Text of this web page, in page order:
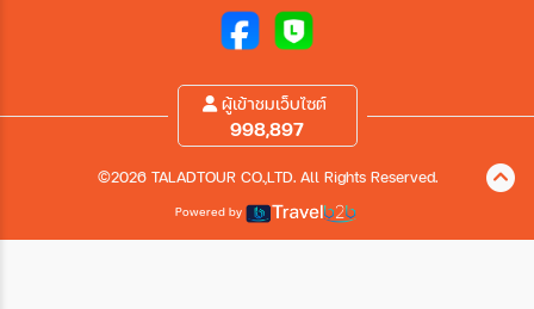
ผู้เข้าชมเว็บไซต์
998,897
©2026 TALADTOUR CO.,LTD. All Rights Reserved.
Powered by